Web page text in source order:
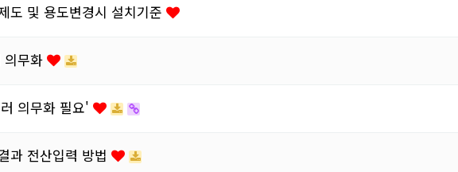
도 및 용도변경시 설치기준
의무화
의무화 필요'
과 전산입력 방법